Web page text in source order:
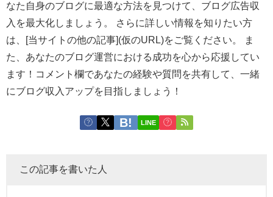
なた自身のブログに最適な方法を見つけて、ブログ広告収
入を最大化しましょう。 さらに詳しい情報を知りたい方
は、[当サイトの他の記事](仮のURL)をご覧ください。 ま
た、あなたのブログ運営における成功を心から応援してい
ます！コメント欄であなたの経験や質問を共有して、一緒
にブログ収入アップを目指しましょう！
LINE
この記事を書いた人